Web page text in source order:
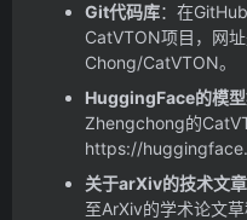
Git代码库：在
CatVTON项目，网
Chong/CatVTON。
HuggingFace的模
Zhengchong的
https://
关于arXiv的技术文章
至ArXiv的学术论文